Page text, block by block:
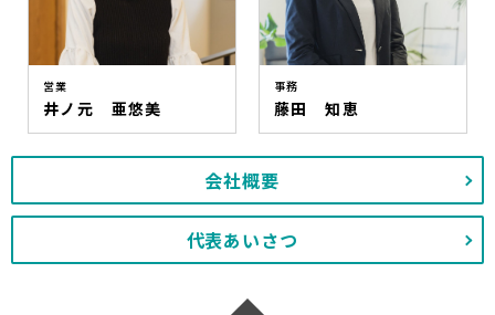
営業
井ノ元 亜悠美
事務
藤田 知恵
会社概要
代表あいさつ